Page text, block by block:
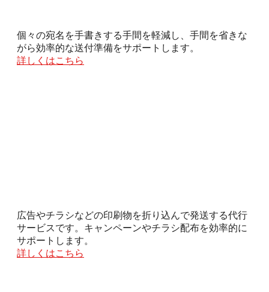
個々の宛名を手書きする手間を軽減し、手間を省きな
がら効率的な送付準備をサポートします。
詳しくはこちら
広告やチラシなどの印刷物を折り込んで発送する代行
サービスです。キャンペーンやチラシ配布を効率的に
サポートします。
詳しくはこちら